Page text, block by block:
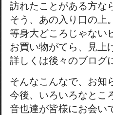
訪れたことがある方な
そう、あの入り口の上
等身大どころじゃない
お買い物がてら、見上
詳しくは後々のブログ
そんなこんなで、お知
今後、いろいろなとこ
音也達が皆様にお会い